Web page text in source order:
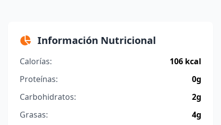
Información Nutricional
Calorías:
106 kcal
Proteínas:
0g
Carbohidratos:
2g
Grasas:
4g